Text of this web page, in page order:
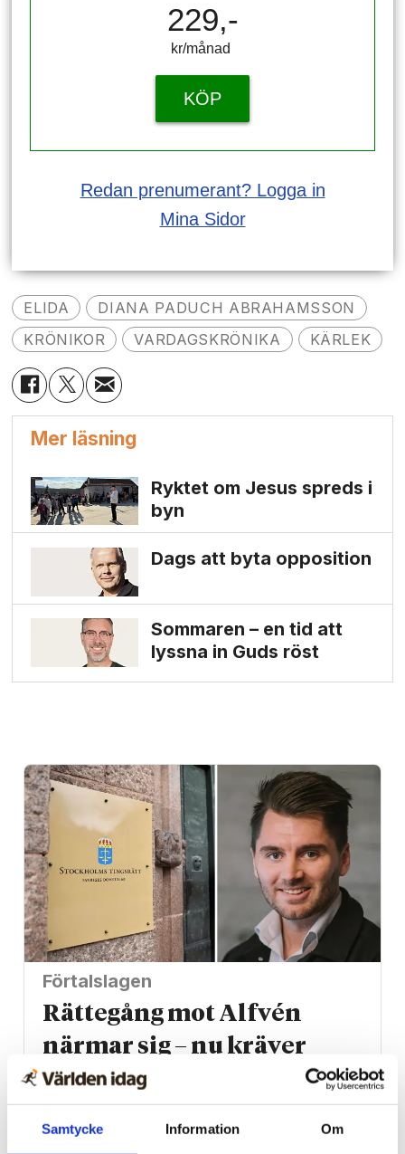
Samtycke Information Om
229,-
kr/månad ​​​​​​
KÖP
Redan prenumerant? Logga in
Mina Sidor
ELIDA
DIANA PADUCH ABRAHAMSSON
KRÖNIKOR
VARDAGSKRÖNIKA KÄRLEK
Mer läsning
Ryktet om Jesus spreds i
byn
Dags att byta opposition
Sommaren – en tid att
lyssna in Guds röst
Förtalslagen
Rättegång mot Alfvén
närmar sig – nu kräver
tusentals ändrad
lagstiftning